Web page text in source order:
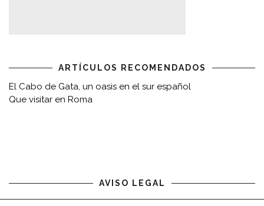
ARTÍCULOS RECOMENDADOS
El Cabo de Gata, un oasis en el sur español
Que visitar en Roma
AVISO LEGAL